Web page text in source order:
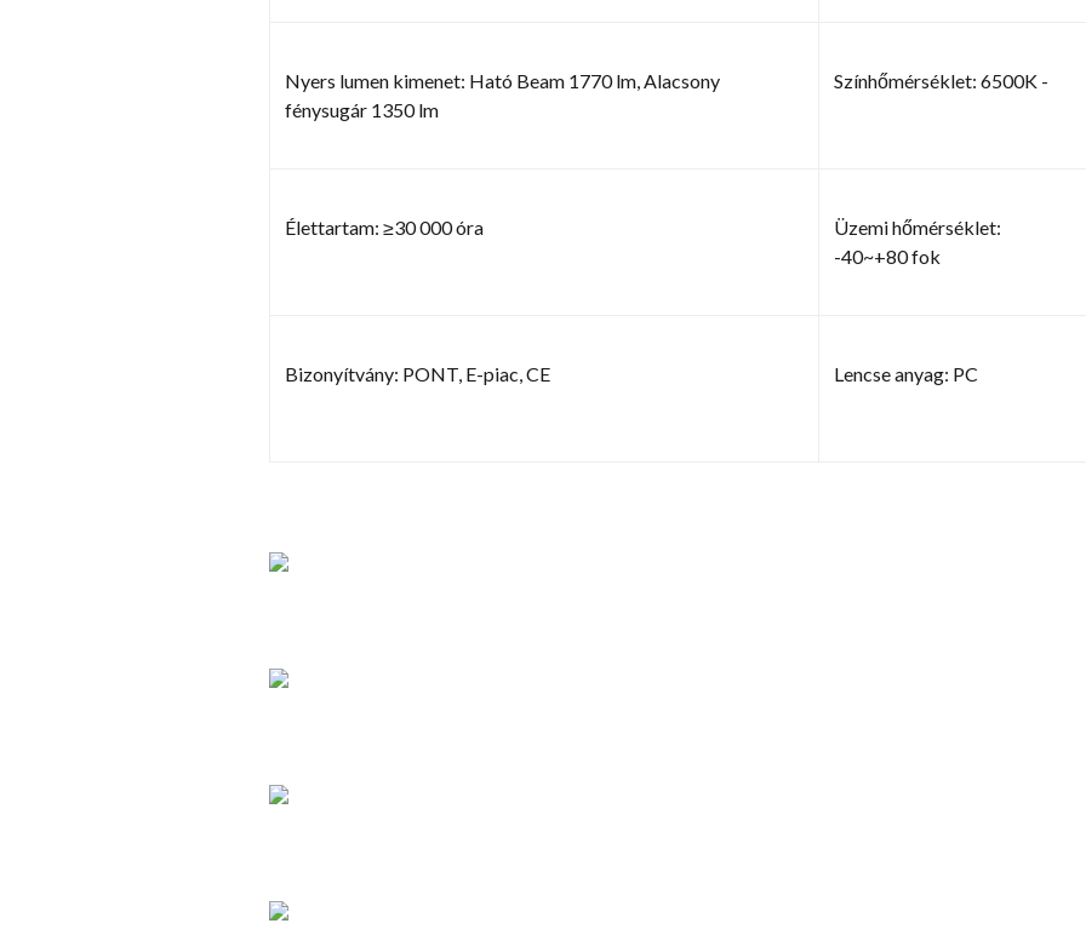
Nyers lumen kimenet: Ható Beam 1770 lm, Alacsony
fénysugár 1350 lm
Színhőmérséklet: 6500K -
Élettartam: ≥30 000 óra
Üzemi hőmérséklet:
-40~+80 fok
Bizonyítvány: PONT, E-piac, CE Lencse anyag: PC